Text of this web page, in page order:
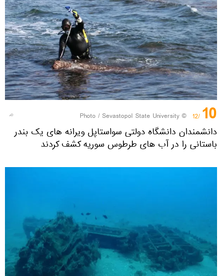
10
/12
© Photo /
Sevastopol State University
دانشمندان دانشگاه دولتی سواستاپل ویرانه های یک بندر
باستانی را در آب های طرطوس سوریه کشف کردند